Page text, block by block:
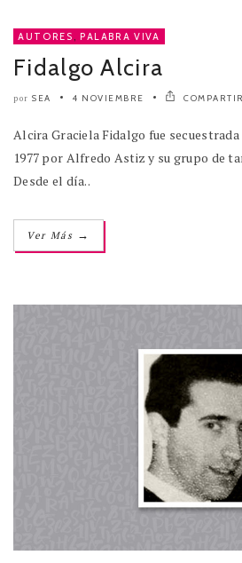
AUTORES , PALABRA VIVA
Fidalgo Alcira
por SEA 4 NOVIEMBRE COMPARTIR
Alcira Graciela Fidalgo fue secuestrada
1977 por Alfredo Astiz y su grupo de
Desde el día..
Ver Más →